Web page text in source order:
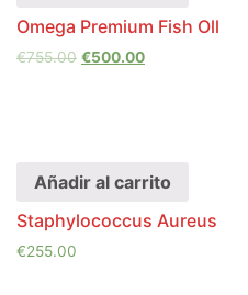
Omega Premium Fish Oll
€755.00 €500.00
Añadir al carrito
Staphylococcus Aureus
€255.00